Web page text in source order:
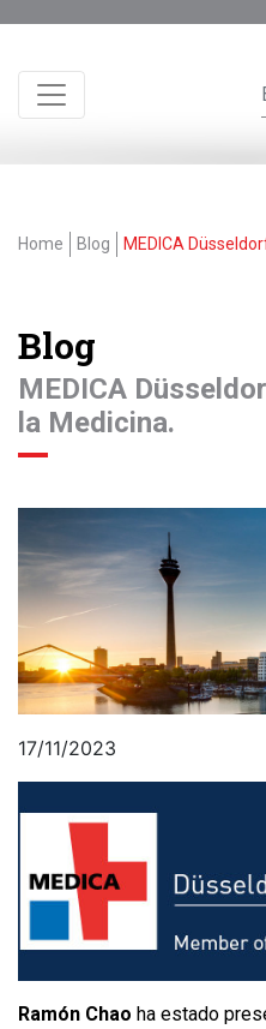
Home Blog MEDICA
Blog
MEDICA
la Medicina.
17/11/2023
Ramón Chao ha estado